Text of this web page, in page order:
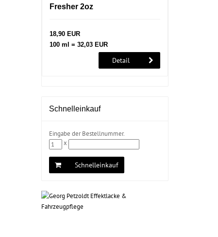
Fresher 2oz
18,90 EUR
100 ml = 32,03 EUR
Detail
Schnelleinkauf
Eingabe der Bestellnummer.
x
Schnelleinkauf